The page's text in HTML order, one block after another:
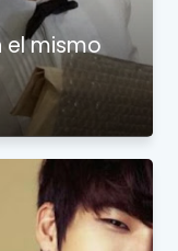
el mismo